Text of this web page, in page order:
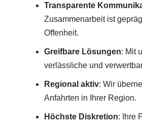
Transparente
Zusammenarbeit ist
Offenheit.
Greifbare Lösungen: Mit
verlässliche und
Regional aktiv: Wir
Anfahrten in Ihrer Region.
Höchste Diskretion: Ihre